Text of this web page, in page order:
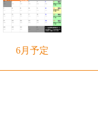
6月予定